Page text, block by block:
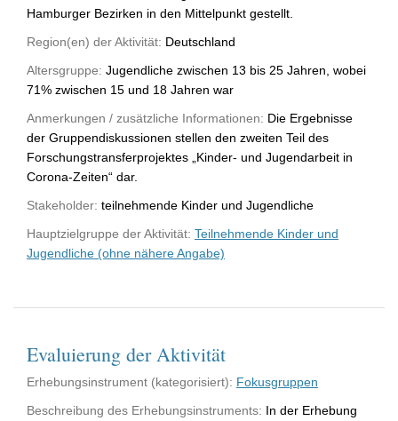
Hamburger Bezirken in den Mittelpunkt gestellt.
Region(en) der Aktivität: Deutschland
Altersgruppe: Jugendliche zwischen 13 bis 25 Jahren, wobei
71% zwischen 15 und 18 Jahren war
Anmerkungen / zusätzliche Informationen: Die Ergebnisse
der Gruppendiskussionen stellen den zweiten Teil des
Forschungstransferprojektes „Kinder- und Jugendarbeit in
Corona-Zeiten“ dar.
Stakeholder: teilnehmende Kinder und Jugendliche
Hauptzielgruppe der Aktivität: Teilnehmende Kinder und
Jugendliche (ohne nähere Angabe)
Evaluierung der Aktivität
Erhebungsinstrument (kategorisiert): Fokusgruppen
Beschreibung des Erhebungsinstruments: In der Erhebung